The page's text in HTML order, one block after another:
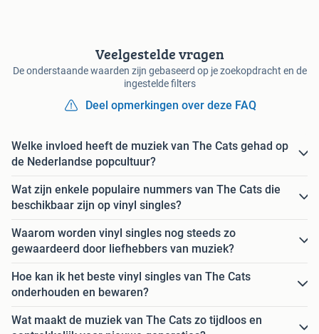
Veelgestelde vragen
De onderstaande waarden zijn gebaseerd op je zoekopdracht en de
ingestelde filters
Deel opmerkingen over deze FAQ
Welke invloed heeft de muziek van The Cats gehad op
de Nederlandse popcultuur?
Wat zijn enkele populaire nummers van The Cats die
beschikbaar zijn op vinyl singles?
Waarom worden vinyl singles nog steeds zo
gewaardeerd door liefhebbers van muziek?
Hoe kan ik het beste vinyl singles van The Cats
onderhouden en bewaren?
Wat maakt de muziek van The Cats zo tijdloos en